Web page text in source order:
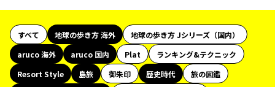
すべて 地球の歩き方 海外
地球の歩き方 Jシリーズ（国内）
aruco 海外
aruco 国内 Plat
ランキング&テクニック
Resort Style
島旅 御朱印 歴史時代
旅の図鑑